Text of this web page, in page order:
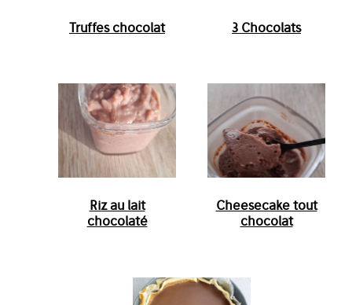
Truffes chocolat 3 Chocolats
Riz au lait
chocolaté
Cheesecake tout
chocolat